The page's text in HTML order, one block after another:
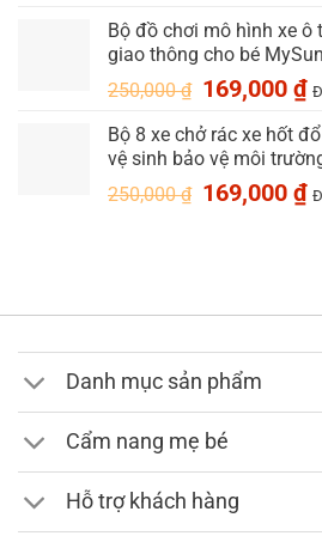
từ
Bộ đồ chơi mô hình xe ô
giao thông cho bé MySun
250,000₫ Giá
là:
250,000 ₫.
169,000 ₫
Bộ 8 xe chở rác xe hốt
vệ sinh bảo vệ môi
250,000₫ Giá
169,000 ₫
Danh mục sản phẩm
Cẩm nang mẹ bé
Hỗ trợ khách hàng